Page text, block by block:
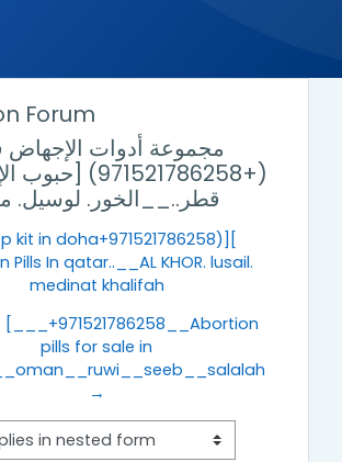
Forum
مجموعة أدوات الإجهاض
قطر..__الخور. لوسيل.
kit in doha+971521786258)][
Pills In qatar..__AL KHOR. lusail.
medinat khalifah
[___+971521786258__Abortion
pills for sale in
→